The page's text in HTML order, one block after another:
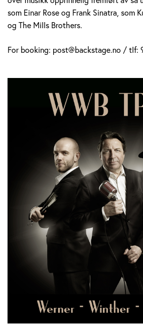
som Einar Rose og Frank Sinatra, som
og The Mills Brothers.
For booking: post@backstage.no / tlf: